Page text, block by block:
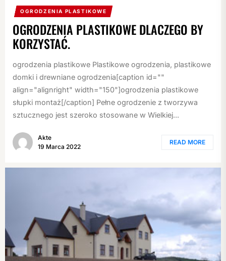
OGRODZENIA PLASTIKOWE
OGRODZENIA PLASTIKOWE DLACZEGO BY
KORZYSTAĆ.
ogrodzenia plastikowe Plastikowe ogrodzenia, plastikowe
domki i drewniane ogrodzenia[caption id=""
align="alignright" width="150"]ogrodzenia plastikowe
słupki montaż[/caption] Pełne ogrodzenie z tworzywa
sztucznego jest szeroko stosowane w Wielkiej...
Akte
19 Marca 2022
READ MORE